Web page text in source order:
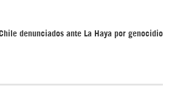
denunciados ante La Haya por genocidio